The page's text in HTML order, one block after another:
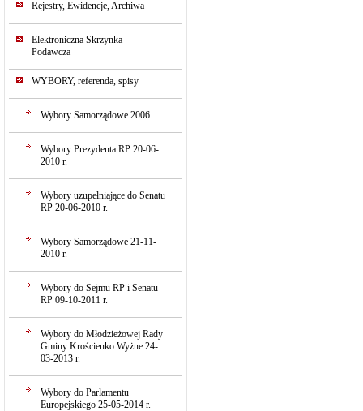
Rejestry, Ewidencje, Archiwa
Elektroniczna Skrzynka
Podawcza
WYBORY, referenda, spisy
Wybory Samorządowe 2006
Wybory Prezydenta RP 20-06-
2010 r.
Wybory uzupełniające do Senatu
RP 20-06-2010 r.
Wybory Samorządowe 21-11-
2010 r.
Wybory do Sejmu RP i Senatu
RP 09-10-2011 r.
Wybory do Młodzieżowej Rady
Gminy Krościenko Wyżne 24-
03-2013 r.
Wybory do Parlamentu
Europejskiego 25-05-2014 r.